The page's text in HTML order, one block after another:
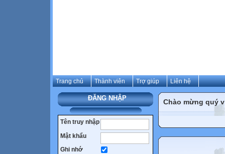
Trang chủ Thành viên Trợ giúp Liên hệ
ĐĂNG NHẬP
Tên truy nhập
Mật khẩu
Ghi nhớ
Chào mừng quý